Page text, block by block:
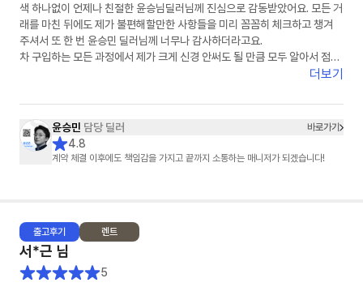
색 하나없이 언제나 친절한 윤승님딜러님께 진심으로 감동받았어요. 모든 거
래를 마친 뒤에도 제가 불편해할만한 사항들을 미리 꼼꼼히 체크하고 챙겨
주셔서 또 한 번 윤승민 딜러님께 너무나 감사하더라고요.
차 구입하는 모든 과정에서 제가 크게 신경 안써도 될 만큼 모두 알아서 점검
해 주셔서 차를 구입하고 판매하는 과정의 불안감 없이 마음이 편히 의지하
저같은 진상고객에게까지 마음을 담은 선물까지 챙겨 주셔서 정말 감사했습
니다
주변에 차 사겠다는 사람이 있으면 적극 알려서 소개해드리고 싶은 윤승님
딜러님! 번창하셔요~♡
더보기
윤승민 담당 딜러 바로가기
4.8
계약 체결 이후에도 책임감을 가지고 끝까지 소통하는 매니저가 되겠습니다!
출고후기 렌트
서*근 님
5